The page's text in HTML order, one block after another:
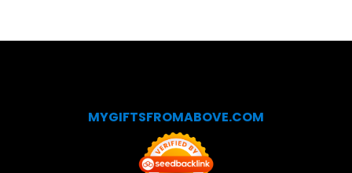
MYGIFTSFROMABOVE.COM